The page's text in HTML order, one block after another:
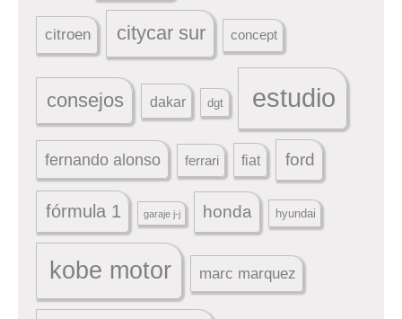
citroen citycar sur concept
consejos dakar dgt estudio
fernando alonso ferrari fiat ford
fórmula 1 garaje j-j honda hyundai
kobe motor marc marquez